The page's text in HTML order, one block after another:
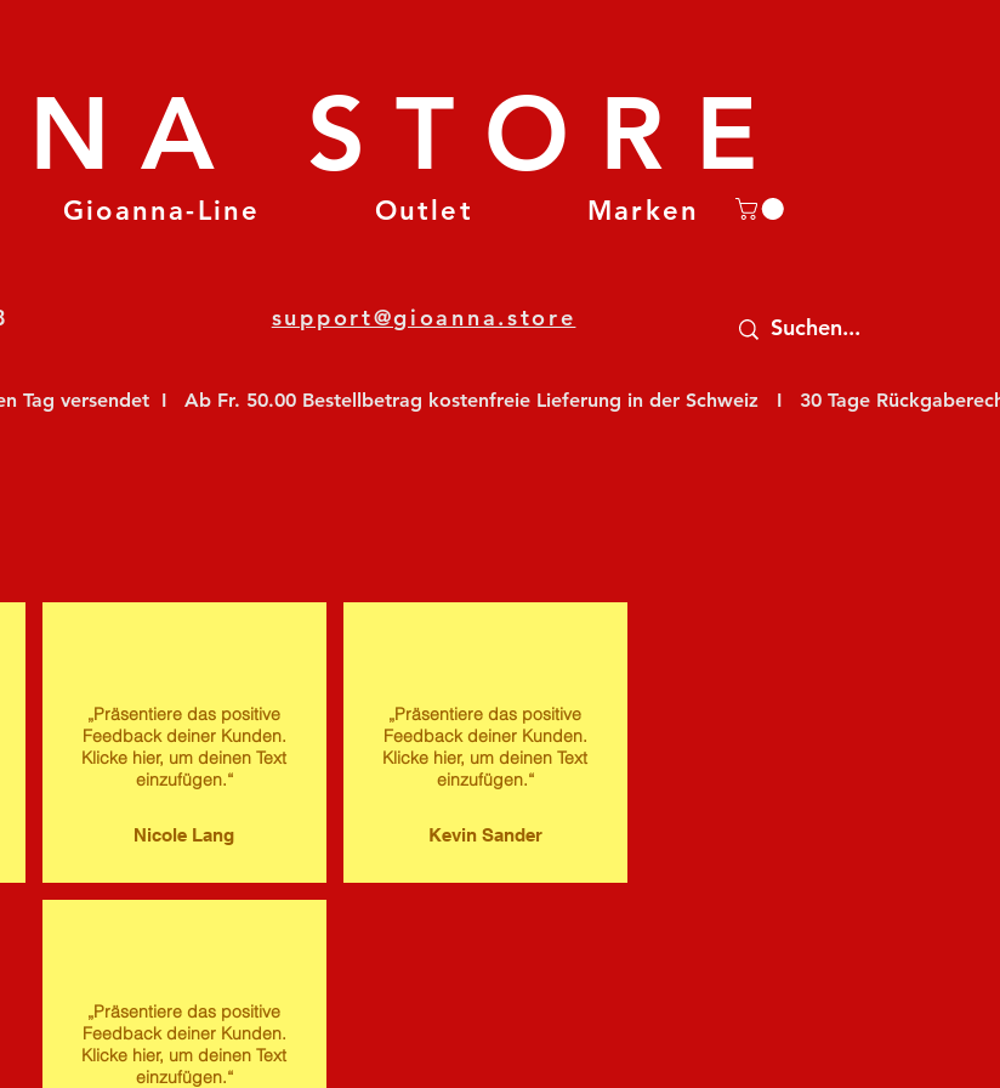
Gioanna-Line Outlet Marken
STORE
000 78 support@gioanna.store
versendet  I   Ab Fr. 50.00 Bestellbetrag kostenfreie Lieferung in der Schweiz   I   30 Tage
„Präsentiere das positive
Feedback deiner Kunden.
Klicke hier, um deinen Text
einzufügen.“
Nicole Lang
„Präsentiere das positive
Feedback deiner Kunden.
Klicke hier, um deinen Text
einzufügen.“
Kevin Sander
„Präsentiere das positive
Feedback deiner Kunden.
Klicke hier, um deinen Text
einzufügen.“